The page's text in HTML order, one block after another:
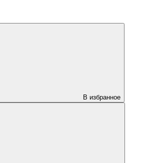
В избранное